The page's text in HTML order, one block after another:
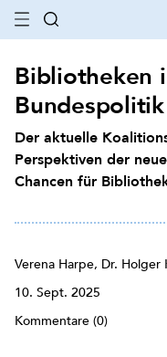
Bibliotheken
Bundespolitik
Der aktuelle
Perspektiven der
Chancen für
Verena Harpe, Dr. Holger
10. Sept. 2025
Kommentare (0)